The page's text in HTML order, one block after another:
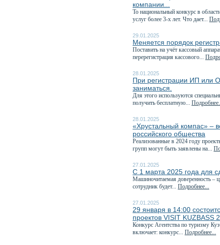
компании...
То национальный конкурс в
услуг более 3-х лет. Что дает...
29.01.2025
Меняется порядок
Поставить на учёт кассовый
перерегистрация кассового...
28.01.2025
При регистрации ИП или
заниматься.
Для этого используются
получить бесплатную...
28.01.2025
«Хрустальный компас» –
российского общества
Реализованные в 2024 году
групп могут быть заявлены на...
27.01.2025
С 1 марта 2025 года для
Машиночитаемая доверенность –
сотрудник будет... Подробнее...
27.01.2025
29 января в 14:00
проектов VISIT KUZBASS
Конкурс Агентства по туризму
включает: конкурс... Подробнее...